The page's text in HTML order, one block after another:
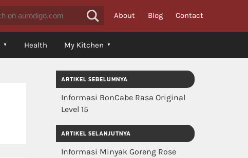
About Blog Contact
Health My Kitchen
ARTIKEL SEBELUMNYA
Informasi BonCabe Rasa Original
Level 15
ARTIKEL SELANJUTNYA
Informasi Minyak Goreng Rose